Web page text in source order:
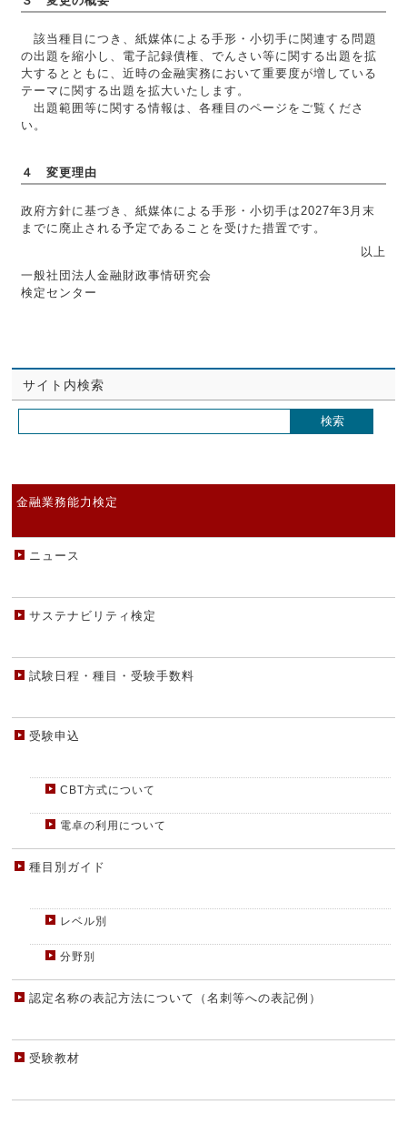
該当種目につき、紙媒体による手形・小切手に関連する問題
の出題を縮小し、電子記録債権、でんさい等に関する出題を拡
大するとともに、近時の金融実務において重要度が増している
テーマに関する出題を拡大いたします。
出題範囲等に関する情報は、各種目のページをご覧くださ
い。
４ 変更理由
政府方針に基づき、紙媒体による手形・小切手は2027年3月末
までに廃止される予定であることを受けた措置です。
以上
一般社団法人金融財政事情研究会
検定センター
サイト内検索
金融業務能力検定
ニュース
サステナビリティ検定
試験日程・種目・受験手数料
受験申込
CBT方式について
電卓の利用について
種目別ガイド
レベル別
分野別
認定名称の表記方法について（名刺等への表記例）
受験教材